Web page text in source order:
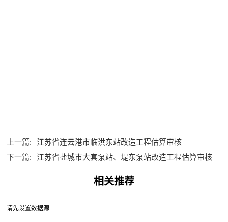
上一篇:
江苏省连云港市临洪东站改造工程估算审核
下一篇:
江苏省盐城市大套泵站、堤东泵站改造工程估算审核
相关推荐
请先设置数据源